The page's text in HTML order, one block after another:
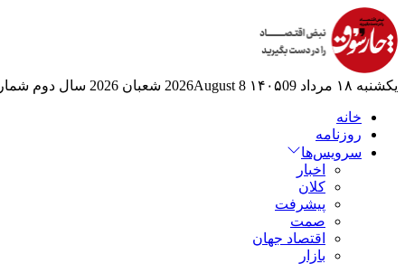
یکشنبه ۱۸ مرداد ۱۴۰۵ 09 2026August 8 شعبان 2026 سال دوم شماره
خانه
روزنامه
سرویس‌ها
اخبار
کلان
پیشرفت
صمت
اقتصاد جهان
بازار